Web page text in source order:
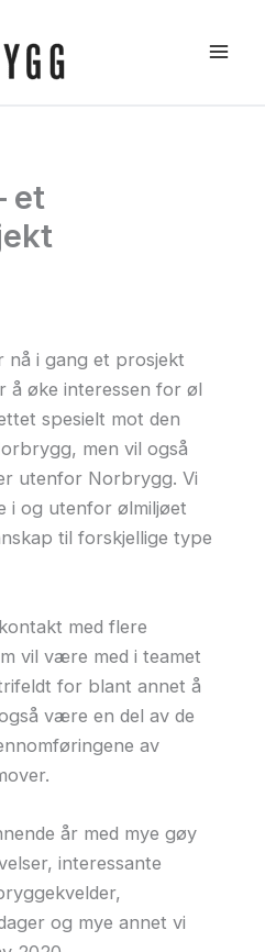
et
nå i gang et prosjekt
å øke interessen for øl
spesielt mot den
men vil også
utenfor Norbrygg. Vi
i og utenfor ølmiljøet
til forskjellige type
med flere
vil være med i teamet
for blant annet å
være en del av de
av
år med mye gøy
interessante
og mye annet vi